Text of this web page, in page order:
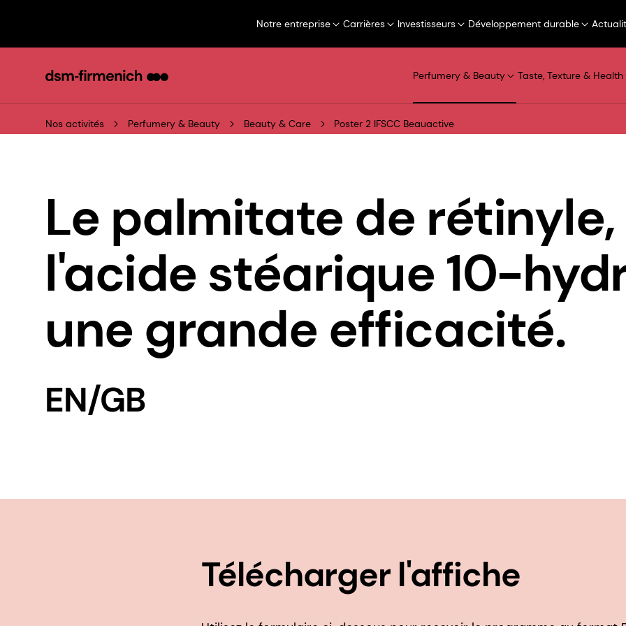
Notre entreprise Carrières Investisseurs Développement durable
Perfumery & Beauty Taste, Texture & Health
Nos activités Perfumery & Beauty Beauty & Care Poster 2 IFSCC Beauactive
Le palmitate de
l'acide stéarique 10-
une grande efficacité.
EN/GB
Télécharger l'affiche